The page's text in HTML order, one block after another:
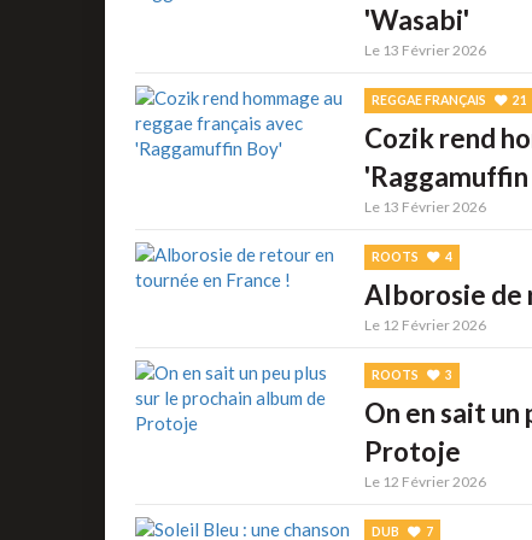
'Wasabi'
Le 13 Février 2026
REGGAE FRANÇAIS 21
Cozik rend
Le 13 Février 2026
ROOTS 4
Alborosie de
Le 12 Février 2026
ROOTS 3
On en sait un
Protoje
Le 12 Février 2026
DUB 7